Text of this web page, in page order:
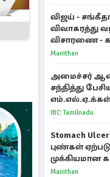
காந்தி
விஜய் -
விவாகரத்து
விசாரணை -
மூலம் ஆஜராக
Manithan
அமைச்சர்
சந்தித்து
IBC Tamilnadu
Stomach
புண்கள்
முக்கியமான
Manithan